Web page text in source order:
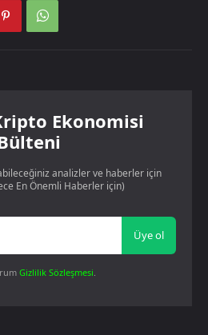
Ekonomisi
analizler ve haberler için
En Önemli Haberler için)
Üye ol
Gizlilik Sözleşmesi